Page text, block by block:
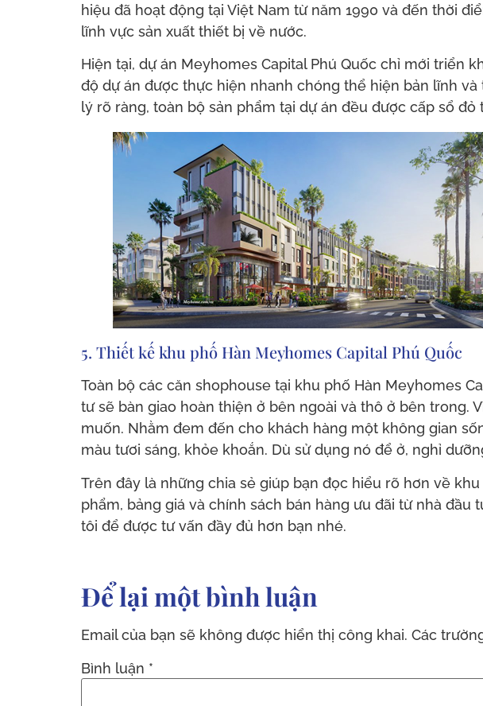
hiệu đã hoạt động tại Việt Nam từ năm 1990 và đến thời
lĩnh vực sản xuất thiết bị về nước.
Hiện tại, dự án Meyhomes Capital Phú Quốc chỉ mới triển
độ dự án được thực hiện nhanh chóng thể hiện bản lĩnh
lý rõ ràng, toàn bộ sản phẩm tại dự án đều được cấp sổ
5. Thiết kế khu phố Hàn Meyhomes Capital Phú Quốc
Toàn bộ các căn shophouse tại khu phố Hàn Meyhomes
tư sẽ bàn giao hoàn thiện ở bên ngoài và thô ở bên trong.
muốn. Nhằm đem đến cho khách hàng một không gian
màu tươi sáng, khỏe khoắn. Dù sử dụng nó để ở, nghỉ
Trên đây là những chia sẻ giúp bạn đọc hiểu rõ hơn về
phẩm, bảng giá và chính sách bán hàng ưu đãi từ nhà
tôi để được tư vấn đầy đủ hơn bạn nhé.
Để lại một bình luận
Email của bạn sẽ không được hiển thị công khai. Các
Bình luận *